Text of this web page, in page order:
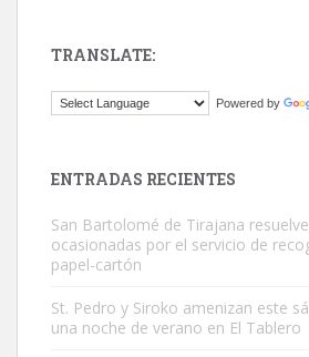
Este gato macho ha aparecido en la calle
TRANSLATE:
Powered by
ENTRADAS RECIENTES
San Bartolomé de Tirajana
ocasionadas por el servicio de
papel-cartón
St. Pedro y Siroko amenizan este
una noche de verano en El Tablero